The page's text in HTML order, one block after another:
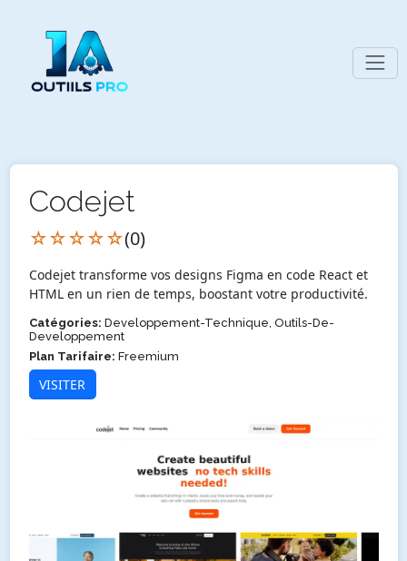
Codejet
☆☆☆☆☆(0)
Codejet transforme vos designs Figma en code React et
HTML en un rien de temps, boostant votre productivité.
Catégories: Developpement-Technique, Outils-De-
Developpement
Plan Tarifaire: Freemium
VISITER